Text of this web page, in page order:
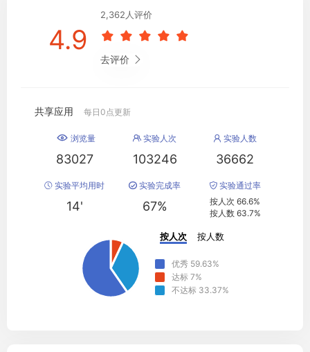
4.9
2,362人评价
    
去评价 
共享应用 每日0点更新
 浏览量
83027
 实验人次
103246
 实验人数
36662
 实验平均用时
14'
 实验完成率
67%
 实验通过率
按人次 66.6%
按人数 63.7%
按人次 按人数
优秀 59.63%
达标 7%
不达标 33.37%